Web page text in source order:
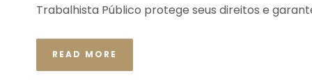
Trabalhista Público protege seus direitos e
READ MORE